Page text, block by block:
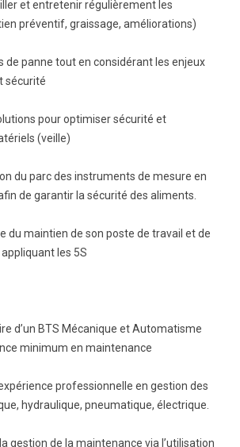
et entretenir régulièrement les
préventif, graissage, améliorations)
panne tout en considérant les enjeux
sécurité
pour optimiser sécurité et
(veille)
du parc des instruments de mesure en
de garantir la sécurité des aliments.
maintien de son poste de travail et de
les 5S
d’un BTS Mécanique et Automatisme
minimum en maintenance
professionnelle en gestion des
hydraulique, pneumatique, électrique.
de la maintenance via l’utilisation